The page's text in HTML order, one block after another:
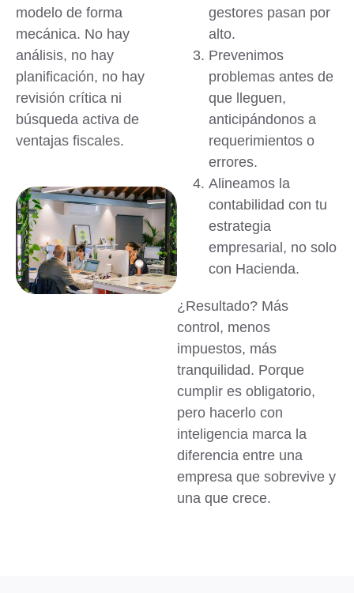
modelo de forma
mecánica. No hay
análisis, no hay
planificación, no hay
revisión crítica ni
búsqueda activa de
ventajas fiscales.
gestores pasan por
alto.
Prevenimos
problemas antes de
que lleguen,
anticipándonos a
requerimientos o
errores.
Alineamos la
contabilidad con tu
estrategia
empresarial, no solo
con Hacienda.
¿Resultado? Más
control, menos
impuestos, más
tranquilidad. Porque
cumplir es obligatorio,
pero hacerlo con
inteligencia marca la
diferencia entre una
empresa que sobrevive y
una que crece.